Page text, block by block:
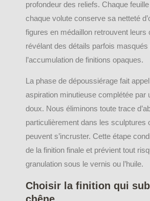
profondeur des reliefs. Chaque feuille
chaque volute conserve sa netteté
figures en médaillon retrouvent leurs
révélant des détails parfois masqués
l’accumulation de finitions opaques.
La phase de dépoussiérage fait
aspiration minutieuse complétée par
doux. Nous éliminons toute trace
particulièrement dans les sculptures
peuvent s’incruster. Cette étape
de la finition finale et prévient tout
granulation sous le vernis ou l’huile.
Choisir la finition qui